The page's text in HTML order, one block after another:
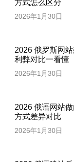
方式怎么区分
2026年1月30日
2026 俄罗斯网
利弊对比一看懂
2026年1月30日
2026 俄语网站
方式差异对比
2026年1月30日